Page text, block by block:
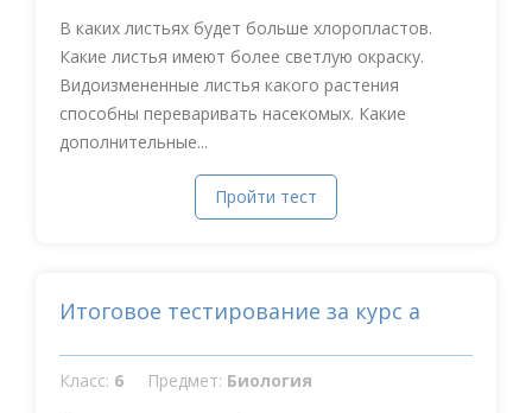
В каких листьях будет больше хлоропластов.
Какие листья имеют более светлую окраску.
Видоизмененные листья какого растения
способны переваривать насекомых. Какие
дополнительные...
Пройти тест
Итоговое тестирование за курс а
Класс: 6 Предмет: Биология